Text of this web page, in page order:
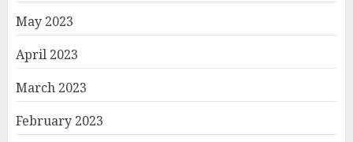
May 2023
April 2023
March 2023
February 2023